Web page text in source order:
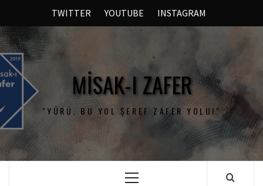
TWITTER YOUTUBE INSTAGRAM
MISAK-I ZAFER
"YÜRÜ, BU YOL ŞEREF ZAFER YOLU!"